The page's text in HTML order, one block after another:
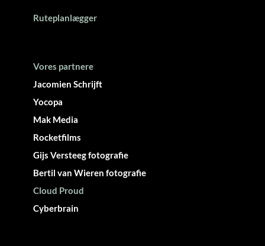
Ruteplanlægger
Vores partnere
Jacomien Schrijft
Yocopa
Mak Media
Rocketfilms
Gijs Versteeg fotografie
Bertil van Wieren fotografie
Cloud Proud
Cyberbrain